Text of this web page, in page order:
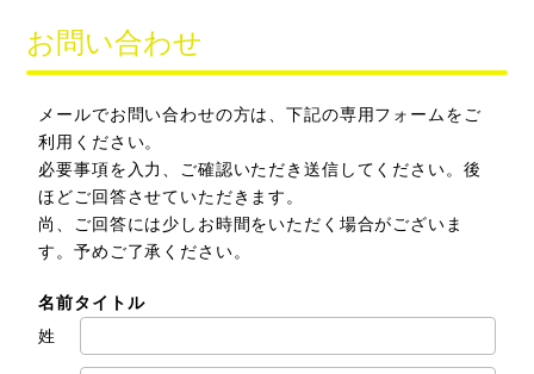
お問い合わせ
メールでお問い合わせの方は、下記の専用フォームをご
利用ください。
必要事項を入力、ご確認いただき送信してください。後
ほどご回答させていただきます。
尚、ご回答には少しお時間をいただく場合がございま
す。予めご了承ください。
名前タイトル
姓